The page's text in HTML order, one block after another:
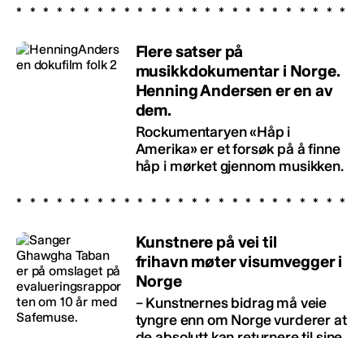
Flere satser på
musikkdokumentar i Norge.
Henning Andersen er en av
dem.
Rockumentaryen «Håp i
Amerika» er et forsøk på å finne
håp i mørket gjennom musikken.
Kunstnere på vei til
frihavn møter visumvegger i
Norge
– Kunstnernes bidrag må veie
tyngre enn om Norge vurderer at